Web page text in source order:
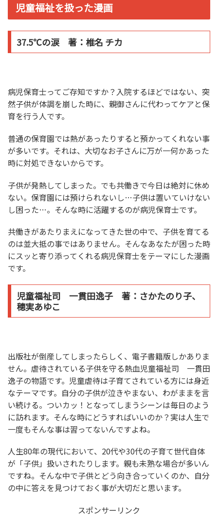
児童福祉を扱った漫画
37.5℃の涙 著：椎名 チカ
病児保育士ってご存知ですか？入院するほどではない、突
然子供が体調を崩した時に、親御さんに代わってケアと保
育を行う人です。
普通の保育園では熱があったりすると預かってくれない事
が多いです。それは、大切なお子さんに万が一何かあった
時に対処できないからです。
子供が発熱してしまった。でも共働きで今日は絶対に休め
ない。保育園には預けられないし…子供は置いていけない
し困った…。そんな時に活躍するのが病児保育士です。
共働きがあたりまえになってきた世の中で、子供を育てる
のは並大抵の事ではありません。そんなあなたが困った時
にスッと寄り添ってくれる病児保育士をテーマにした漫画
です。
児童福祉司 一貫田逸子 著：さかたのり子、
穂実あゆこ
出版社が倒産してしまったらしく、電子書籍版しかありま
せん。虐待されている子供を守る熱血児童福祉司 一貫田
逸子の物語です。児童虐待は子育てされている方には身近
なテーマです。自分の子供が泣きやまない、わがままを言
い続ける。ついカッ！となってしまうシーンは毎日のよう
に訪れます。そんな時にどうすればいいのか？実は人生で
一度もそんな事は習ってないんですよね。
人生80年の現代において、20代や30代の子育て世代自体
が「子供」扱いされたりします。親も未熟な場合が多いん
ですね。そんな中で子供とどう向き合っていくのか、自分
の中に答えを見つけておく事が大切だと思います。
スポンサーリンク